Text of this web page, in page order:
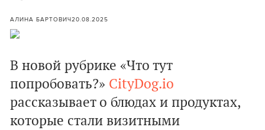
АЛИНА БАРТОВИЧ20.08.2025
В новой рубрике «Что тут
попробовать?» CityDog.io
рассказывает о блюдах и продуктах,
которые стали визитными